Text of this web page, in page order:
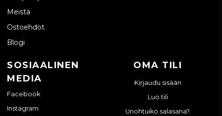
Meistä
Ostoehdot
Blogi
SOSIAALINEN
MEDIA
Facebook
Instagram
OMA TILI
Kirjaudu sisään
Luo tili
Unohtuiko salasana?